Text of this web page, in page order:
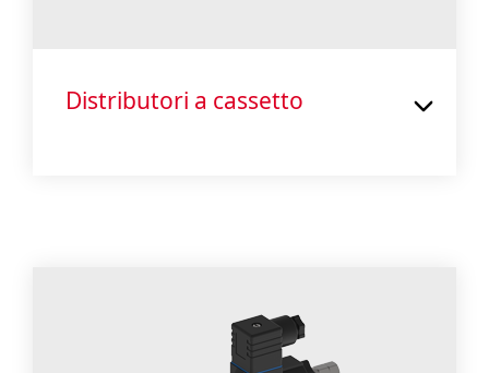
Distributori a cassetto